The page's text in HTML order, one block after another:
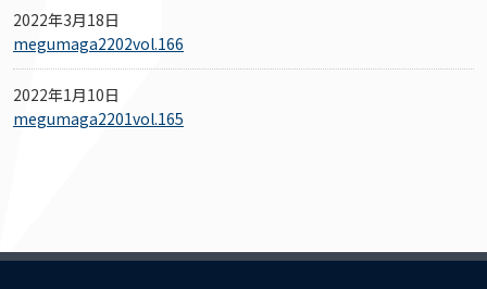
2022年3月18日
megumaga2202vol.166
2022年1月10日
megumaga2201vol.165